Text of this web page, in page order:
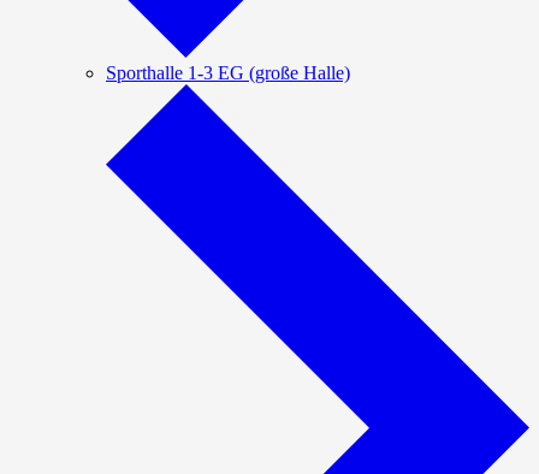
Sporthalle 1-3 EG (große Halle)